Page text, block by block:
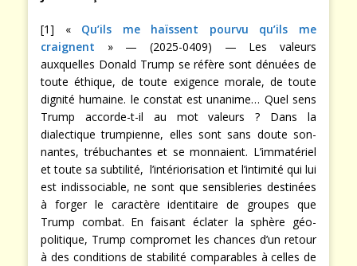
[1] « Qu’ils me haïssent pourvu qu’ils me
craignent » — (2025-0409) — Les valeurs
auxquelles Donald Trump se réfère sont dénuées de
toute éthique, de toute exigence morale, de toute
dignité humaine. le constat est unanime… Quel sens
Trump accorde-t-il au mot valeurs ? Dans la
dialectique trumpienne, elles sont sans doute son-
nantes, trébuchantes et se monnaient. L’immatériel
et toute sa subtilité, l’intériorisation et l’intimité qui lui
est indissociable, ne sont que sensibleries destinées
à forger le caractère identitaire de groupes que
Trump combat. En faisant éclater la sphère géo-
politique, Trump compromet les chances d’un retour
à des conditions de stabilité comparables à celles de